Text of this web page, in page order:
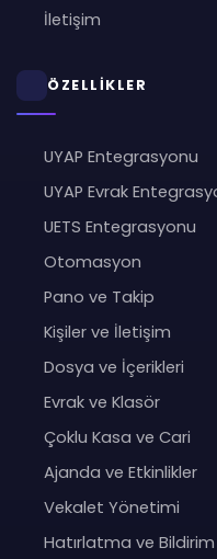
İletişim
ÖZELLİKLER
UYAP Entegrasyonu
UYAP Evrak
UETS Entegrasyonu
Otomasyon
Pano ve Takip
Kişiler ve İletişim
Dosya ve İçerikleri
Evrak ve Klasör
Çoklu Kasa ve Cari
Ajanda ve Etkinlikler
Vekalet Yönetimi
Hatırlatma ve Bildirim